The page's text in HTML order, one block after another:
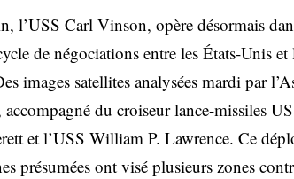
l’USS Carl Vinson, opère désormais
de négociations entre les États-Unis
images satellites analysées mardi par
du croiseur lance-missiles
et l’USS William P. Lawrence. Ce
présumées ont visé plusieurs zones